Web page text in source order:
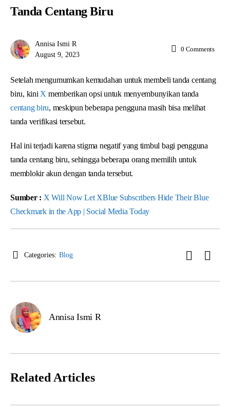
Tanda Centang Biru
Annisa Ismi R
August 9, 2023
0 Comments
Setelah mengumumkan kemudahan untuk membeli tanda centang
biru, kini X memberikan opsi untuk menyembunyikan tanda
centang biru, meskipun beberapa pengguna masih bisa melihat
tanda verifikasi tersebut.
Hal ini terjadi karena stigma negatif yang timbul bagi pengguna
tanda centang biru, sehingga beberapa orang memilih untuk
memblokir akun dengan tanda tersebut.
Sumber : X Will Now Let XBlue Subscribers Hide Their Blue
Checkmark in the App | Social Media Today
Categories: Blog
Annisa Ismi R
Related Articles